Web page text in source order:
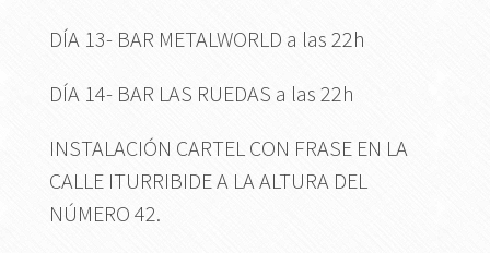
DÍA 13- BAR METALWORLD a las 22h
DÍA 14- BAR LAS RUEDAS a las 22h
INSTALACIÓN CARTEL CON FRASE EN LA
CALLE ITURRIBIDE A LA ALTURA DEL
NÚMERO 42.